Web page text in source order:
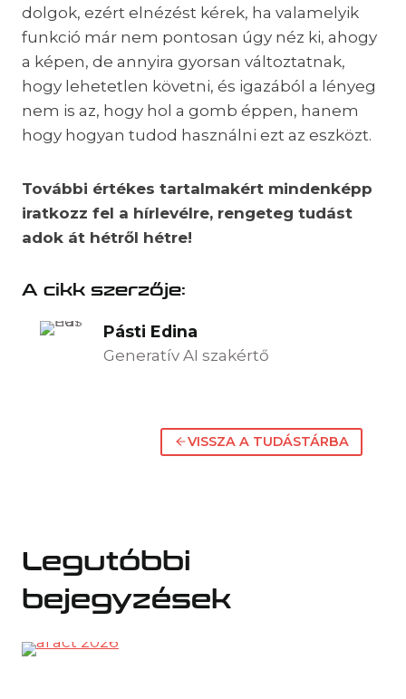
dolgok, ezért elnézést kérek, ha valamelyik
funkció már nem pontosan úgy néz ki, ahogy
a képen, de annyira gyorsan változtatnak,
hogy lehetetlen követni, és igazából a lényeg
nem is az, hogy hol a gomb éppen, hanem
hogy hogyan tudod használni ezt az eszközt.
További értékes tartalmakért mindenképp
iratkozz fel a hírlevélre, rengeteg tudást
adok át hétről hétre!
A cikk szerzője:
Pásti Edina
Generatív AI szakértő
VISSZA A TUDÁSTÁRBA
Legutóbbi
bejegyzések